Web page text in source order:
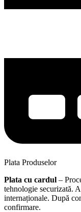
Plata Produselor
Plata cu cardul –
tehnologie securizată.
internaționale. După
confirmare.